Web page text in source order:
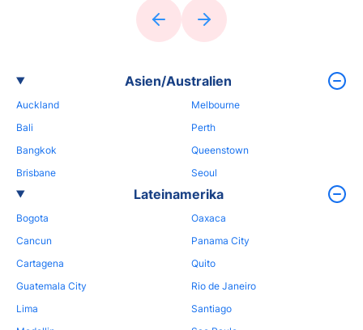
Asien/Australien
Auckland
Bali
Bangkok
Brisbane
Melbourne
Perth
Queenstown
Seoul
Lateinamerika
Bogota
Cancun
Cartagena
Guatemala City
Lima
Oaxaca
Panama City
Quito
Rio de Janeiro
Santiago